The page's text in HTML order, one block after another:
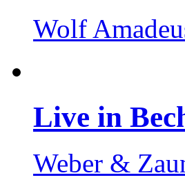
Wolf
Live in
Weber &